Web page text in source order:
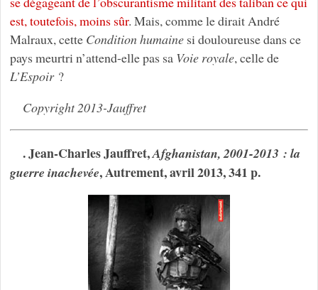
est, toutefois, moins sûr. Mais, comme le dirait André
Malraux, cette Condition humainesi douloureuse dans ce
pays meurtri n’attend-elle pas sa Voie royale, celle de
L’Espoir?
Copyright 2013-Jauffret
. Jean-Charles Jauffret,Afghanistan, 2001-2013 : la
guerre inachevée, Autrement, avril 2013, 341 p.